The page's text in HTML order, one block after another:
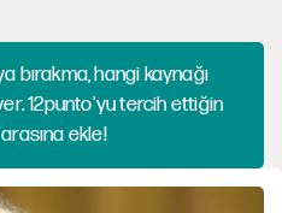
bırakma, hangi kaynağı
12punto'yu tercih ettiğin
ekle!